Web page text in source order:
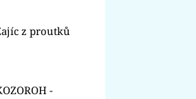
z proutků